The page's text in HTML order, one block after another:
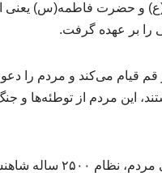
و حضرت فاطمه(س) یعنی
را بر عهده گرفت.
قیام می‌کند و مردم را
این مردم از توطئه‌ها و
وی افزود: بنابراین در